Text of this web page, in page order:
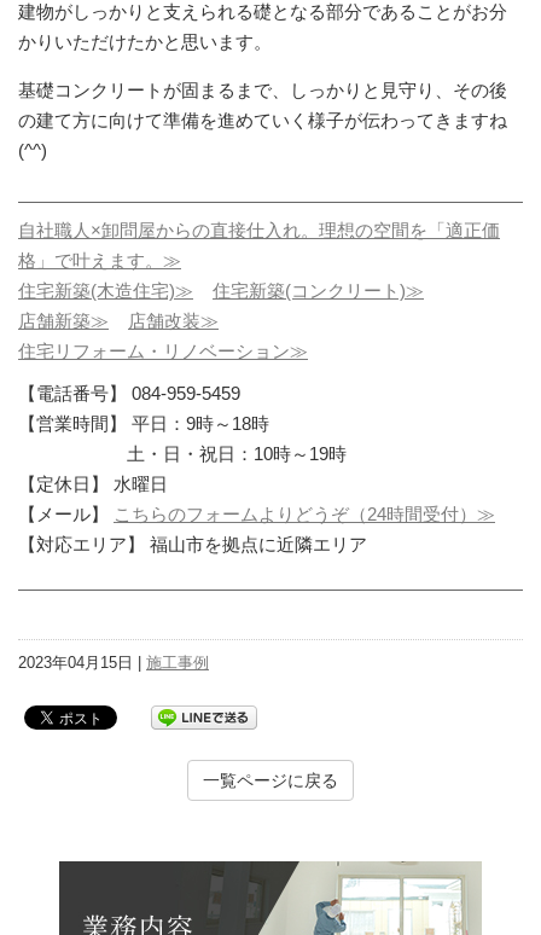
建物がしっかりと支えられる礎となる部分であることがお分
かりいただけたかと思います。
基礎コンクリートが固まるまで、しっかりと見守り、その後
の建て方に向けて準備を進めていく様子が伝わってきますね
(^^)
自社職人×卸問屋からの直接仕入れ。理想の空間を「適正価
格」で叶えます。≫
住宅新築(木造住宅)≫
住宅新築(コンクリート)≫
店舗新築≫
店舗改装≫
住宅リフォーム・リノベーション≫
【電話番号】 084-959-5459
【営業時間】 平日：9時～18時
土・日・祝日：10時～19時
【定休日】 水曜日
【メール】
こちらのフォームよりどうぞ（24時間受付）≫
【対応エリア】 福山市を拠点に近隣エリア
2023年04月15日 | 施工事例
一覧ページに戻る